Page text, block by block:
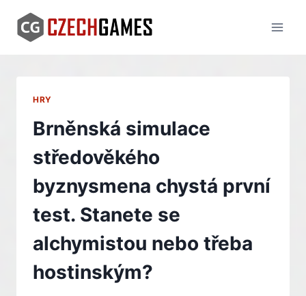
content
HRY
Brněnská simulace
středověkého
byznysmena chystá první
test. Stanete se
alchymistou nebo třeba
hostinským?